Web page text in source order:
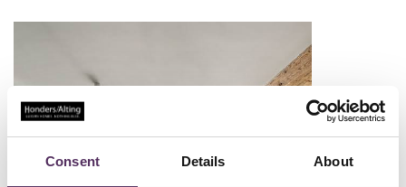
Consent Details About